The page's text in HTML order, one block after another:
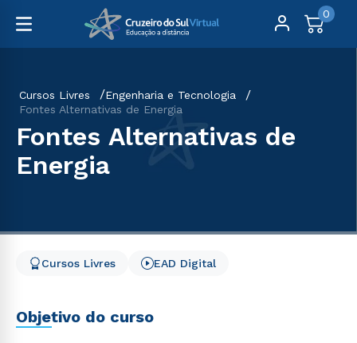
0
Cursos Livres
Engenharia e Tecnologia
Fontes Alternativas de Energia
Fontes Alternativas de
Energia
Cursos Livres EAD Digital
Objetivo do curso